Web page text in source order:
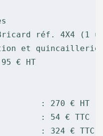
réf. 4X4 (1
et quincaillerie
95 € HT
: 270 € HT
: 54 € TTC
: 324 € TTC